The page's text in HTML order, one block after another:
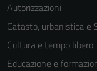
Autorizzazioni
Catasto, urbanistica e
Cultura e tempo libero
Educazione e